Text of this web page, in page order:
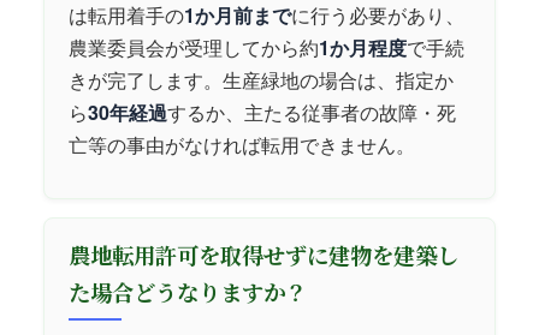
は転用着手の1か月前までに行う必要があり、
農業委員会が受理してから約1か月程度で手続
きが完了します。生産緑地の場合は、指定か
ら30年経過するか、主たる従事者の故障・死
亡等の事由がなければ転用できません。
農地転用許可を取得せずに建物を建築し
た場合どうなりますか？